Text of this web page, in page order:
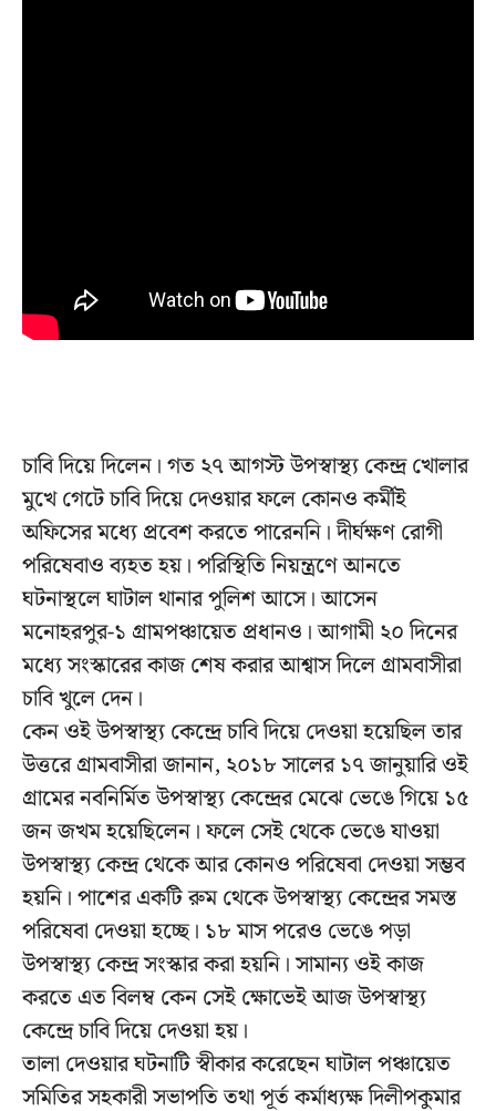
চাবি দিয়ে দিলেন। গত ২৭ আগস্ট উপস্বাস্থ্য কেন্দ্র খোলার
মুখে গেটে চাবি দিয়ে দেওয়ার ফলে কোনও কর্মীই
অফিসের মধ্যে প্রবেশ করতে পারেননি। দীর্ঘক্ষণ রোগী
পরিষেবাও ব্যহত হয়। পরিস্থিতি নিয়ন্ত্রণে আনতে
ঘটনাস্থলে ঘাটাল থানার পুলিশ আসে। আসেন
মনোহরপুর-১ গ্রামপঞ্চায়েত প্রধানও। আগামী ২০ দিনের
মধ্যে সংস্কারের কাজ শেষ করার আশ্বাস দিলে গ্রামবাসীরা
চাবি খুলে দেন।
কেন ওই উপস্বাস্থ্য কেন্দ্রে চাবি দিয়ে দেওয়া হয়েছিল তার
উত্তরে গ্রামবাসীরা জানান, ২০১৮ সালের ১৭ জানুয়ারি ওই
গ্রামের নবনির্মিত উপস্বাস্থ্য কেন্দ্রের মেঝে ভেঙে গিয়ে ১৫
জন জখম হয়েছিলেন। ফলে সেই থেকে ভেঙে যাওয়া
উপস্বাস্থ্য কেন্দ্র থেকে আর কোনও পরিষেবা দেওয়া সম্ভব
হয়নি। পাশের একটি রুম থেকে উপস্বাস্থ্য কেন্দ্রের সমস্ত
পরিষেবা দেওয়া হচ্ছে। ১৮ মাস পরেও ভেঙে পড়া
উপস্বাস্থ্য কেন্দ্র সংস্কার করা হয়নি। সামান্য ওই কাজ
করতে এত বিলম্ব কেন সেই ক্ষোভেই আজ উপস্বাস্থ্য
কেন্দ্রে চাবি দিয়ে দেওয়া হয়।
তালা দেওয়ার ঘটনাটি স্বীকার করেছেন ঘাটাল পঞ্চায়েত
সমিতির সহকারী সভাপতি তথা পূর্ত কর্মাধ্যক্ষ দিলীপকুমার